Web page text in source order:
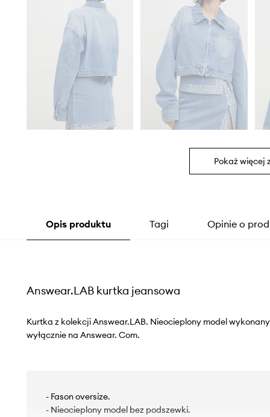
Pokaż więcej
Opis produktu Tagi Opinie o
Answear.LAB kurtka jeansowa
Kurtka z kolekcji Answear.LAB. Nieocieplony model
wyłącznie na Answear. Com.
- Fason oversize.
- Nieocieplony model bez podszewki.